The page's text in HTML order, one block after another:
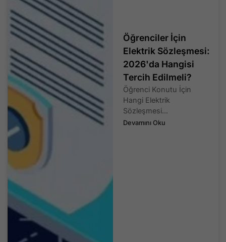
Öğrenciler İçin
Elektrik Sözleşmesi:
2026'da Hangisi
Tercih Edilmeli?
Öğrenci Konutu İçin
Hangi Elektrik
Sözleşmesi...
Devamını Oku